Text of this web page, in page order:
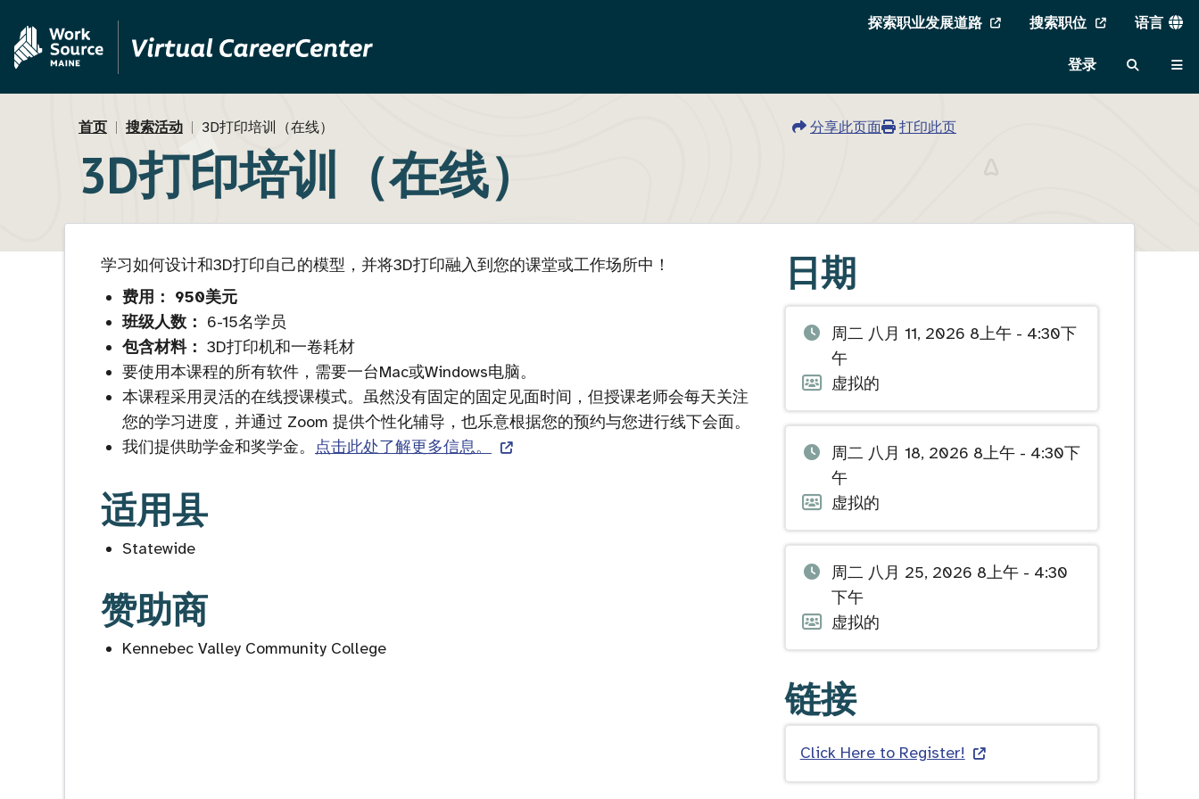
到
MVAJC
实
菜
单
探索职业发展道路 搜索职位 语言
MVAJC
菜
登录
索
单
面
包
屑
首页 搜索活动 3D打印培训（在线）
3D打印培训（在线）
分享此页面 打印此页
学习如何设计和3D打印自己的模型，并将3D打印融入到您的课堂或工作场所中！
费用： 950美元
班级人数： 6-15名学员
包含材料： 3D打印机和一卷耗材
要使用本课程的所有软件，需要一台Mac或Windows电脑。
本课程采用灵活的在线授课模式。虽然没有固定的固定见面时间，但授课老师会每天关注
您的学习进度，并通过 Zoom 提供个性化辅导，也乐意根据您的预约与您进行线下会面。
我们提供助学金和奖学金。 点击此处了解更多信息。
适用县
Statewide
赞助商
Kennebec Valley Community College
日期
活
日
期
时
周二 八月 11, 2026 8上午 - 4:30下
午
活
动
式
虚拟的
活
日
期
时
周二 八月 18, 2026 8上午 - 4:30下
午
活
动
式
虚拟的
活
日
期
时
间
周二 八月 25, 2026 8上午 - 4:30
下午
活
动
式
虚拟的
链接
Click Here to Register!